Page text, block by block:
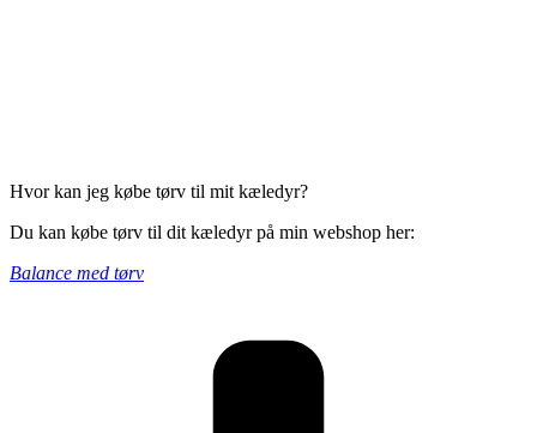
Hvor kan jeg købe tørv til mit kæledyr?
Du kan købe tørv til dit kæledyr på min webshop her:
Balance med tørv